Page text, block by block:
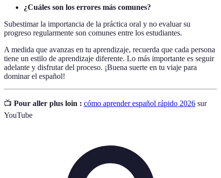
¿Cuáles son los errores más comunes?
Subestimar la importancia de la práctica oral y no evaluar su
progreso regularmente son comunes entre los estudiantes.
A medida que avanzas en tu aprendizaje, recuerda que cada persona
tiene un estilo de aprendizaje diferente. Lo más importante es seguir
adelante y disfrutar del proceso. ¡Buena suerte en tu viaje para
dominar el español!
📺 Pour aller plus loin : cómo aprender español rápido 2026 sur
YouTube